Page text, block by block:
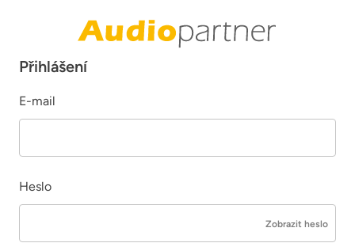
Přihlášení
E-mail
Heslo
Zobrazit heslo